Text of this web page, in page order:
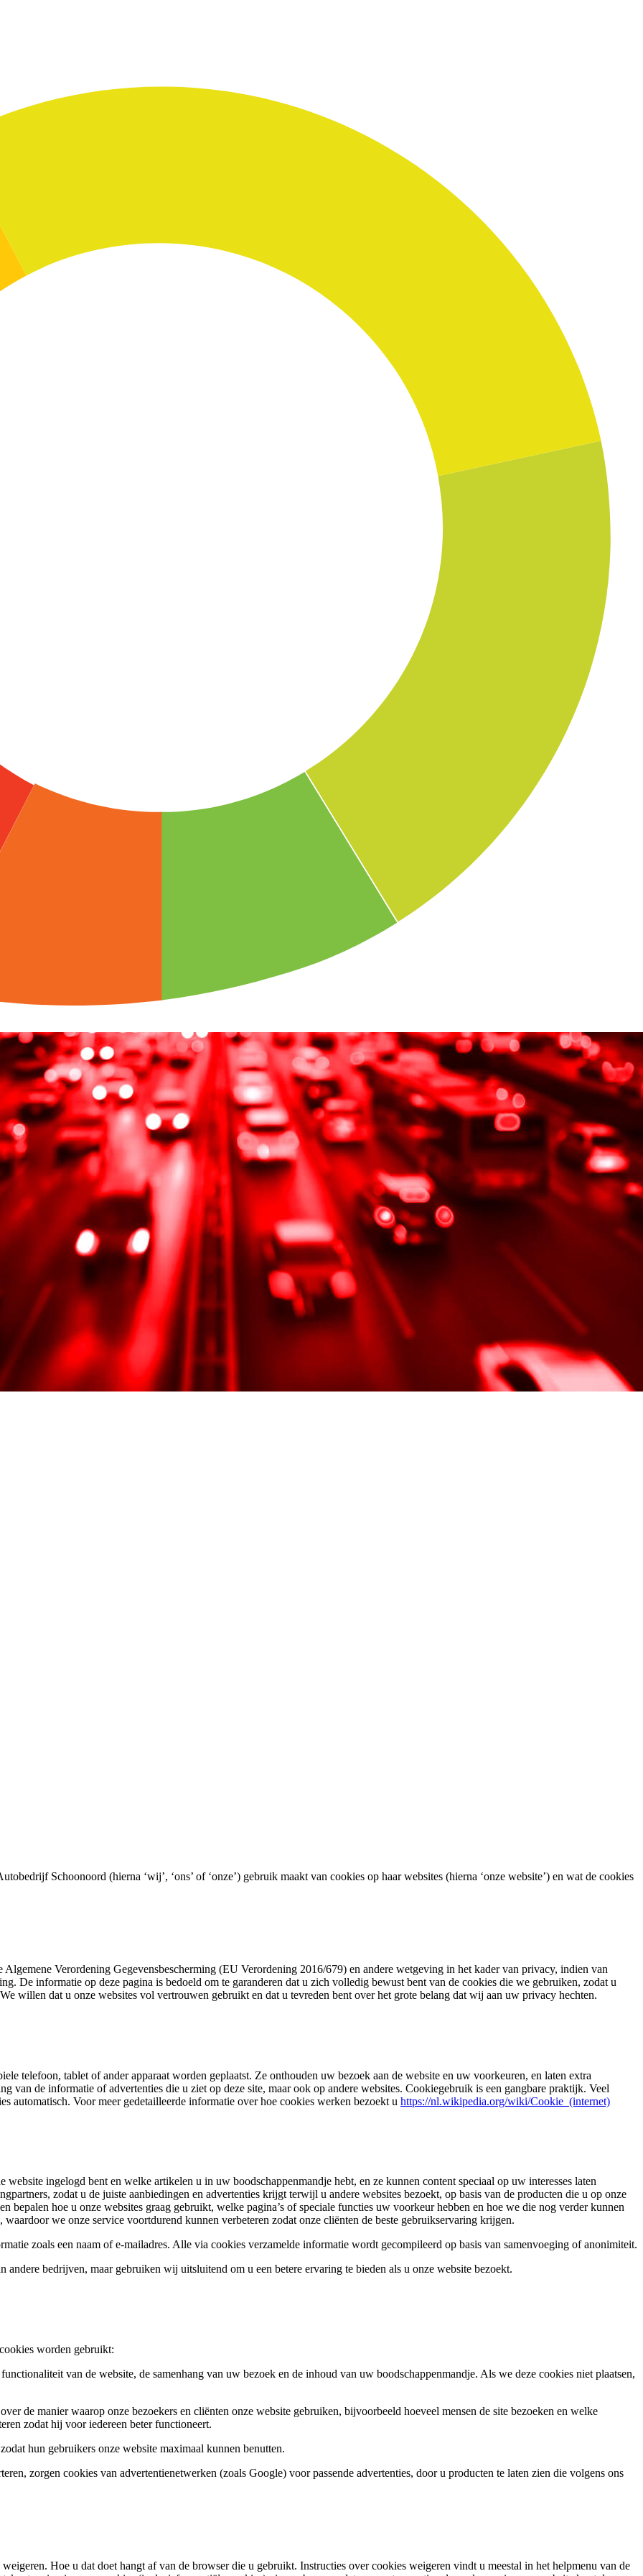
Schoonoord (hierna ‘wij’, ‘ons’ of ‘onze’) gebruik maakt van cookies op haar websites (hierna ‘onze website’) en wat de cookies
Verordening Gegevensbescherming (EU Verordening 2016/679) en andere wetgeving in het kader van privacy, indien van
De informatie op deze pagina is bedoeld om te garanderen dat u zich volledig bewust bent van de cookies die we gebruiken, zodat u
willen dat u onze websites vol vertrouwen gebruikt en dat u tevreden bent over het grote belang dat wij aan uw privacy hechten.
telefoon, tablet of ander apparaat worden geplaatst. Ze onthouden uw bezoek aan de website en uw voorkeuren, en laten extra
van de informatie of advertenties die u ziet op deze site, maar ook op andere websites. Cookiegebruik is een gangbare praktijk. Veel
automatisch. Voor meer gedetailleerde informatie over hoe cookies werken bezoekt u https://nl.wikipedia.org/wiki/Cookie_(internet)
ingelogd bent en welke artikelen u in uw boodschappenmandje hebt, en ze kunnen content speciaal op uw interesses laten
zodat u de juiste aanbiedingen en advertenties krijgt terwijl u andere websites bezoekt, op basis van de producten die u op onze
bepalen hoe u onze websites graag gebruikt, welke pagina’s of speciale functies uw voorkeur hebben en hoe we die nog verder kunnen
we onze service voortdurend kunnen verbeteren zodat onze cliënten de beste gebruikservaring krijgen.
zoals een naam of e-mailadres. Alle via cookies verzamelde informatie wordt gecompileerd op basis van samenvoeging of anonimiteit.
bedrijven, maar gebruiken wij uitsluitend om u een betere ervaring te bieden als u onze website bezoekt.
worden gebruikt:
van de website, de samenhang van uw bezoek en de inhoud van uw boodschappenmandje. Als we deze cookies niet plaatsen,
de manier waarop onze bezoekers en cliënten onze website gebruiken, bijvoorbeeld hoeveel mensen de site bezoeken en welke
zodat hij voor iedereen beter functioneert.
hun gebruikers onze website maximaal kunnen benutten.
zorgen cookies van advertentienetwerken (zoals Google) voor passende advertenties, door u producten te laten zien die volgens ons
Hoe u dat doet hangt af van de browser die u gebruikt. Instructies over cookies weigeren vindt u meestal in het helpmenu van de